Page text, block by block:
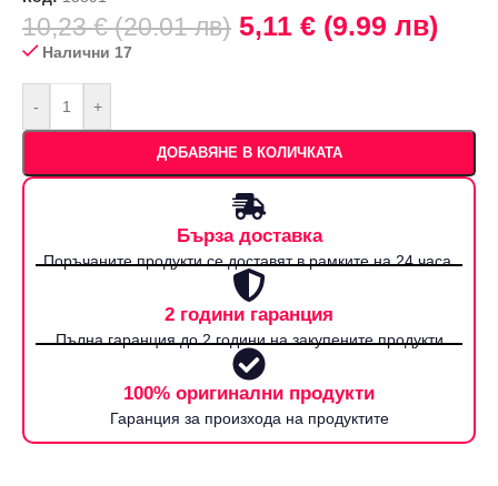
10,23 € (20.01 лв) 5,11 € (9.99 лв)
Налични 17
- +
ДОБАВЯНЕ В КОЛИЧКАТА
Бърза доставка
Поръчаните продукти се доставят в рамките на 24 часа.
2 години гаранция
Пълна гаранция до 2 години на закупените продукти
100% оригинални продукти
Гаранция за произхода на продуктите